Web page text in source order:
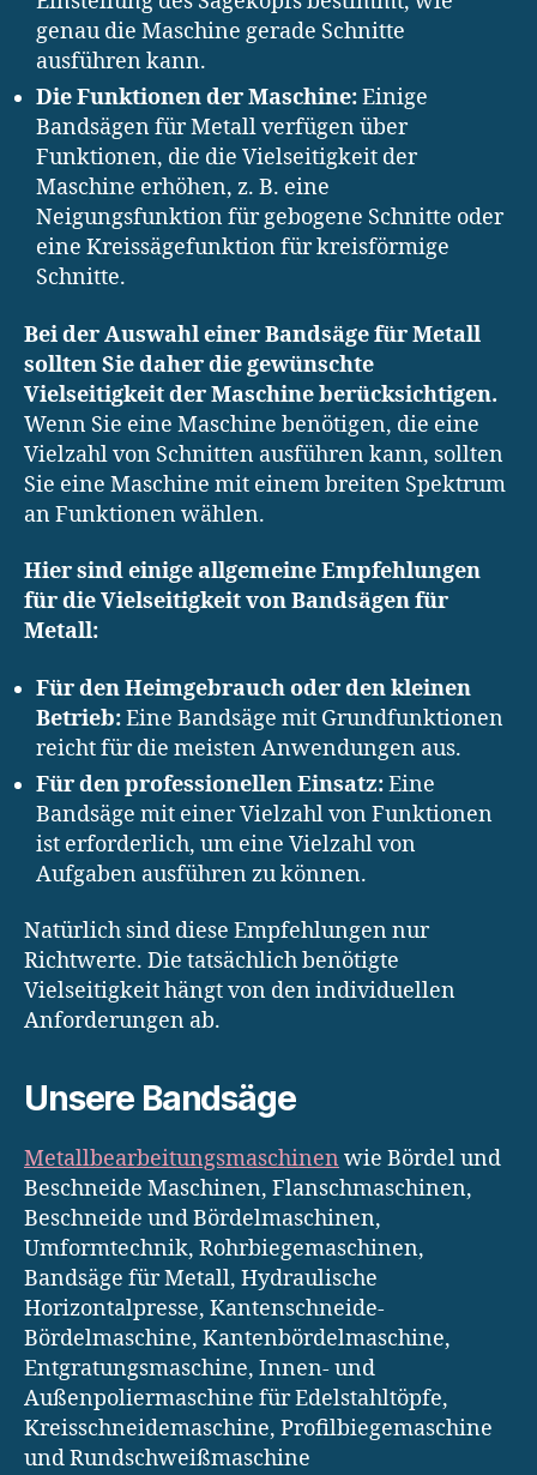
genau die Maschine gerade Schnitte
ausführen kann.
Die Funktionen der Maschine:Einige
Bandsägen für Metall verfügen über
Funktionen, die die Vielseitigkeit der
Maschine erhöhen, z. B. eine
Neigungsfunktion für gebogene Schnitte oder
eine Kreissägefunktion für kreisförmige
Schnitte.
Bei der Auswahl einer Bandsäge für Metall
sollten Sie daher die gewünschte
Vielseitigkeit der Maschine berücksichtigen.
Wenn Sie eine Maschine benötigen, die eine
Vielzahl von Schnitten ausführen kann, sollten
Sie eine Maschine mit einem breiten Spektrum
an Funktionen wählen.
Hier sind einige allgemeine Empfehlungen
für die Vielseitigkeit von Bandsägen für
Metall:
Für den Heimgebrauch oder den kleinen
Betrieb:Eine Bandsäge mit Grundfunktionen
reicht für die meisten Anwendungen aus.
Für den professionellen Einsatz:Eine
Bandsäge mit einer Vielzahl von Funktionen
ist erforderlich, um eine Vielzahl von
Aufgaben ausführen zu können.
Natürlich sind diese Empfehlungen nur
Richtwerte. Die tatsächlich benötigte
Vielseitigkeit hängt von den individuellen
Anforderungen ab.
Unsere Bandsäge
Metallbearbeitungsmaschinen wie Bördel und
Beschneide Maschinen, Flanschmaschinen,
Beschneide und Bördelmaschinen,
Umformtechnik, Rohrbiegemaschinen,
Bandsäge für Metall, Hydraulische
Horizontalpresse, Kantenschneide-
Bördelmaschine, Kantenbördelmaschine,
Entgratungsmaschine, Innen- und
Außenpoliermaschine für Edelstahltöpfe,
Kreisschneidemaschine, Profilbiegemaschine
und Rundschweißmaschine